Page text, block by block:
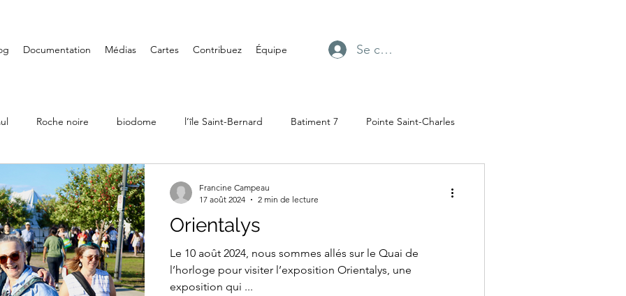
Documentation Médias Cartes Contribuez Équipe Se connecter
Roche noire biodome l’île Saint-Bernard Batiment 7 Pointe Saint-Charles
Musées
LaSalle Randonnée Iles de Boucherville
Art mural Saint-Henri Fondation PHI
Orientalys
Le 10 août 2024, nous sommes allés sur le Quai de
l’horloge pour visiter l’exposition Orientalys, une
exposition qui ...
Francine Campeau
17 août 2024
2 min de lecture